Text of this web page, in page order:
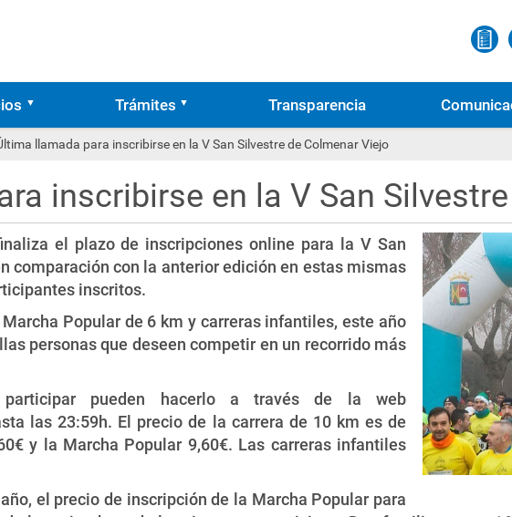
Trámites Transparencia
llamada para inscribirse en la V San Silvestre de Colmenar Viejo
inscribirse en la V San
el plazo de inscripciones online para la V San
comparación con la anterior edición en estas mismas
inscritos.
Popular de 6 km y carreras infantiles, este año
personas que deseen competir en un recorrido más
participar pueden hacerlo a través de la web
las 23:59h. El precio de la carrera de 10 km es de
y la Marcha Popular 9,60€. Las carreras infantiles
el precio de inscripción de la Marcha Popular para